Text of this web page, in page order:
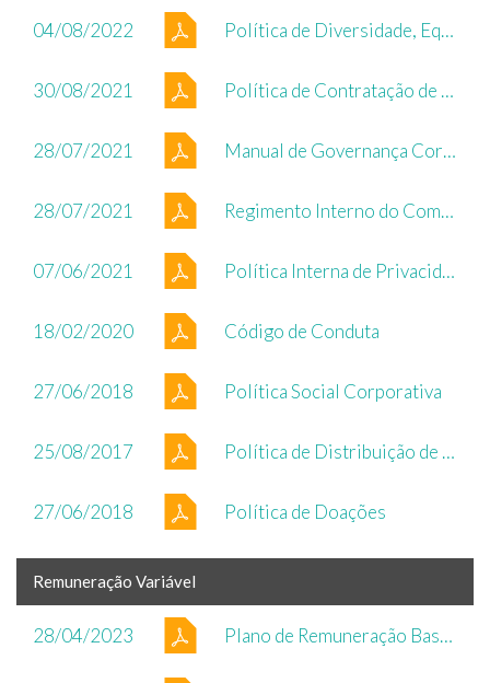
04/08/2022 Política de Diversidade, Equidade e Inclusão
30/08/2021 Política de Contratação de Auditores Independentes
28/07/2021 Manual de Governança Corporativa - Light S.A.
28/07/2021 Regimento Interno do Comitê de Auditoria Estatutário
07/06/2021 Política Interna de Privacidade de Dados
18/02/2020 Código de Conduta
27/06/2018 Política Social Corporativa
25/08/2017 Política de Distribuição de Dividendos
27/06/2018 Política de Doações
Remuneração Variável
28/04/2023 Plano de Remuneração Baseado em Ações